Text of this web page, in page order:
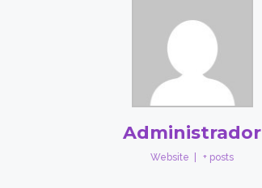
Administrador
Website + posts